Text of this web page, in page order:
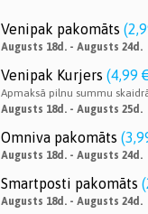
Venipak pakomāts (
Augusts 18d. - Augusts 24d.
Venipak Kurjers (4,99
Apmaksā pilnu summu
Augusts 18d. - Augusts 25d.
Omniva pakomāts (
Augusts 18d. - Augusts 24d.
Smartposti pakomāts (
Augusts 18d. - Augusts 24d.